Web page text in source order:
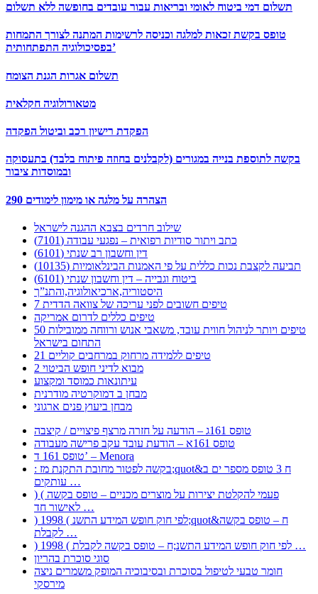
תשלום דמי ביטוח לאומי ובריאות עבור עובדים בחופשה ללא תשלום
טופס בקשת זכאות למלגה וכניסה לרשימות המתנה לצורך התמחות
בפסיכולוגיה התפתחותית’
תשלום אגרות הגנת הצומח
מטאורולוגיה חקלאית
הפקדת רישיון רכב וביטול הפקדה
בקשה לתוספת בנייה במגורים (לקבלנים בחוזה פיתוח בלבד) בתעסוקה
ובמוסדות ציבור
290 הצהרה על מלגה או מימון לימודים
שילוב חרדים בצבא ההגנה לישראל
כתב ויתור סודיות רפואית – נפגעי עבודה (7101)
דין וחשבון רב שנתי (6101)
תביעה לקצבת נכות כללית על פי האמנות הבינלאומיות (10135)
ביטוח וגבייה – דין וחשבון שנתי (6101)
היסטוריה,ארכיאולוגיה,והתנ”ך
7 טיפים חשובים לפני עריכה של צוואה הדדית
טיפים כללים לדרום אמריקה
50 טיפים ויותר לניהול חווית עובד, משאבי אנוש ורווחה ממובילות
התחום בישראל
21 טיפים ללמידה מרחוק במרחבים קוליים
מבוא לדיני חופש הביטוי 2
עיתונאות כמוסד ומקצוע
מבחן ב דמוקרטיה מודרנית
מבחן ביעוץ פנים ארגוני
טופס 161ג – הודעה על חזרה מרצף פיצויים / קיצבה
טופס 161א – הודעת עובד עקב פרישה מעבודה
טופס 161 ד’ – Menora
: בקשה לפטור מחובת התקנת מז;quot&ח 3 טופס מספר ים ב
עותקים …
) ( פעמי להקלטת יצירות על מוצרים מכניים – טופס בקשה
לאישור חד …
) 1998 ( לפי חוק חופש המידע התשנ;quot&ח – טופס בקשה
לקבלת …
) 1998 ( לפי חוק חופש המידע התשנ;ח – טופס בקשה לקבלת …
סוגי סוכרת בהריון
חומר טבעי לטיפול בסוכרת ובסיבוכיה המופק משמרים ניצה
מירסקי